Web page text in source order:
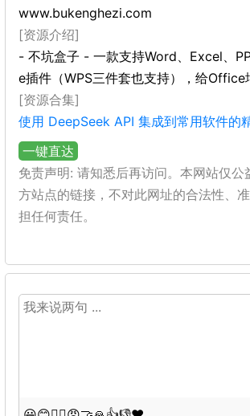
www.bukenghezi.com
[资源介绍]
- 不坑盒子 - 一款支持Word、Excel、
e插件（WPS三件套也支持），给
[资源合集]
使用 DeepSeek API 集成到常用软件的
一键直达
免责声明: 请知悉后再访问。本网站仅公
方站点的链接，不对此网址的合法性、
担任何责任。